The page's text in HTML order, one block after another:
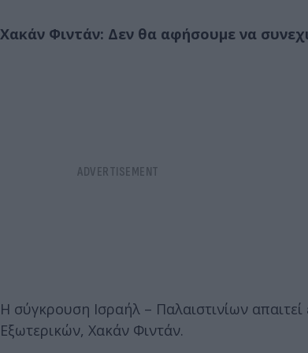
Χακάν Φιντάν: Δεν θα αφήσουμε να
Η σύγκρουση Ισραήλ – Παλαιστινίων
Εξωτερικών, Χακάν Φιντάν.